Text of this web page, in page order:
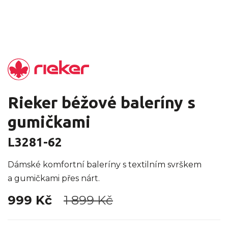
Rieker béžové baleríny s
gumičkami
L3281-62
Dámské komfortní baleríny s textilním svrškem
a gumičkami přes nárt.
999 Kč 1 899 Kč